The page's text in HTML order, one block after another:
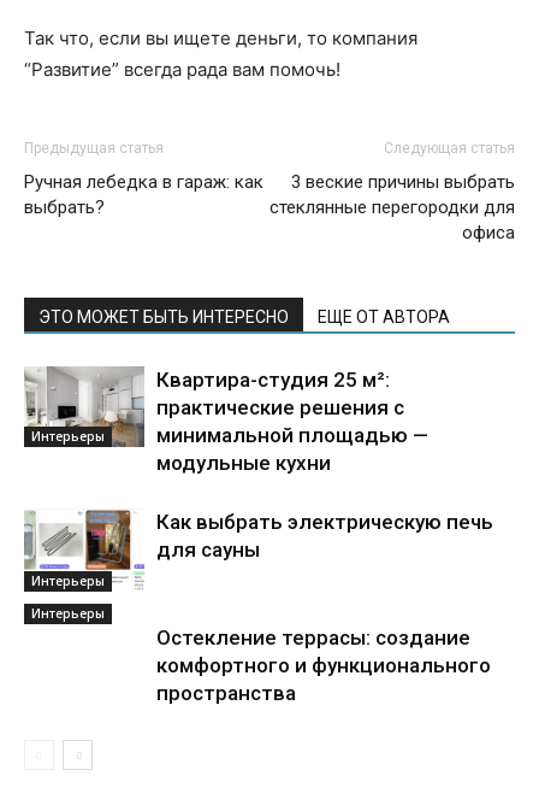
Так что, если вы ищете деньги, то компания
“Развитие” всегда рада вам помочь!
Предыдущая статья
Ручная лебедка в гараж: как
выбрать?
Следующая статья
3 веские причины выбрать
стеклянные перегородки для
офиса
ЭТО МОЖЕТ БЫТЬ ИНТЕРЕСНО ЕЩЕ ОТ АВТОРА
Интерьеры
Квартира-студия 25 м²:
практические решения с
минимальной площадью —
модульные кухни
Интерьеры
Как выбрать электрическую печь
для сауны
Интерьеры
Остекление террасы: создание
комфортного и функционального
пространства